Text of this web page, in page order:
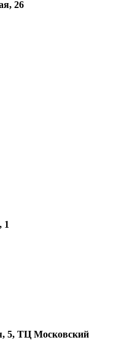
26
1
5, ТЦ Московский